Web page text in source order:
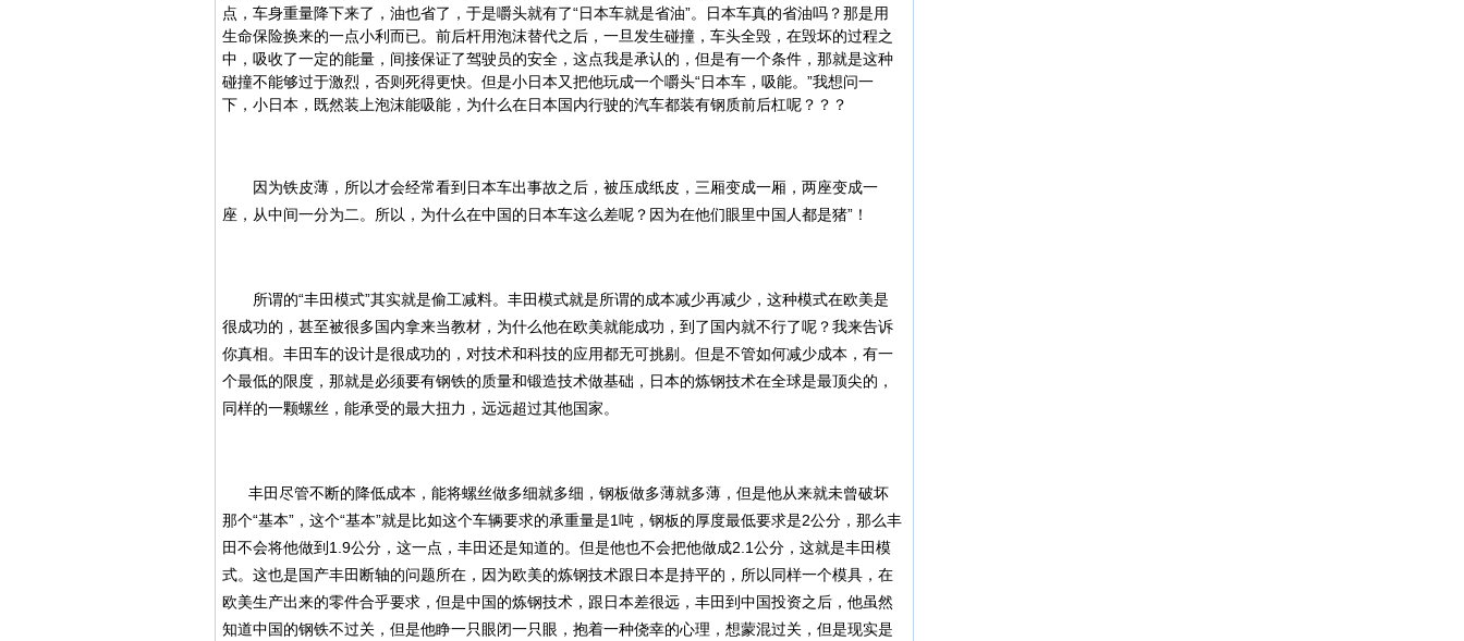
点，车身重量降下来了，油也省了，于是嚼头就有了“日本车就是省油”。日本车真的省油吗？那是用
生命保险换来的一点小利而已。前后杆用泡沫替代之后，一旦发生碰撞，车头全毁，在毁坏的过程之
中，吸收了一定的能量，间接保证了驾驶员的安全，这点我是承认的，但是有一个条件，那就是这种
碰撞不能够过于激烈，否则死得更快。但是小日本又把他玩成一个嚼头“日本车，吸能。”我想问一
下，小日本，既然装上泡沫能吸能，为什么在日本国内行驶的汽车都装有钢质前后杠呢？？？
因为铁皮薄，所以才会经常看到日本车出事故之后，被压成纸皮，三厢变成一厢，两座变成一
座，从中间一分为二。 所以，为什么在中国的日本车这么差呢？因为在他们眼里中国人都是猪”！
所谓的“丰田模式”其实就是偷工减料。丰田模式就是所谓的成本减少再减少，这种模式在欧美是
很成功的，甚至被很多国内拿来当教材，为什么他在欧美就能成功，到了国内就不行了呢？我来告诉
你真相。丰田车的设计是很成功的，对技术和科技的应用都无可挑剔。但是不管如何减少成本，有一
个最低的限度，那就是必须要有钢铁的质量和锻造技术做基础，日本的炼钢技术在全球是最顶尖的，
同样的一颗螺丝，能承受的最大扭力，远远超过其他国家。
丰田尽管不断的降低成本，能将螺丝做多细就多细，钢板做多薄就多薄，但是他从来就未曾破坏
那个“基本”，这个“基本”就是比如这个车辆要求的承重量是1吨，钢板的厚度最低要求是2公分，那么丰
田不会将他做到1.9公分，这一点，丰田还是知道的。但是他也不会把他做成2.1公分，这就是丰田模
式。这也是国产丰田断轴的问题所在，因为欧美的炼钢技术跟日本是持平的，所以同样一个模具，在
欧美生产出来的零件合乎要求，但是中国的炼钢技术，跟日本差很远，丰田到中国投资之后，他虽然
知道中国的钢铁不过关，但是他睁一只眼闭一只眼，抱着一种侥幸的心理，想蒙混过关，但是现实是